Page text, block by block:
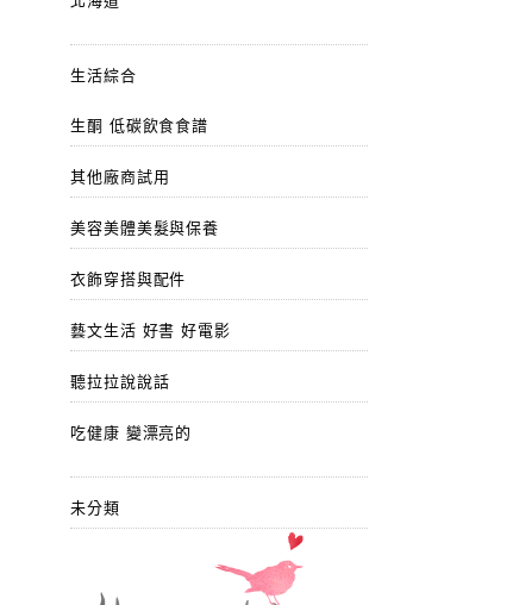
生活綜合
生酮 低碳飲食食譜
其他廠商試用
美容美體美髮與保養
衣飾穿搭與配件
藝文生活 好書 好電影
聽拉拉說說話
吃健康 變漂亮的
未分類